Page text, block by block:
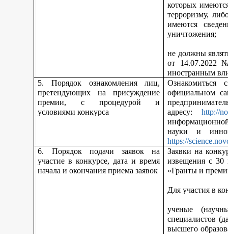
которых
терроризму,
имеются
уничтожения;
не должны
от 14.07.2022
иностранным
5. Порядок ознакомления лиц,
претендующих на присуждение
премии, с процедурой и
условиями конкурса
официальном
адресу:http://
науки и
https://
6. Порядок подачи заявок на
участие в конкурсе, дата и время
начала и окончания приема заявок
Заявки на
извещения с
«Гранты и
Для участия в
ученые
специалистов
высшего